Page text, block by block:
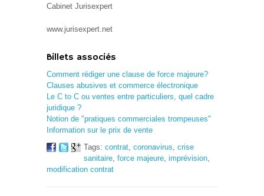
Cabinet Jurisexpert
www.jurisexpert.net
Billets associés
Comment rédiger une clause de force majeure?
Clauses abusives et commerce électronique
Le C to C ou ventes entre particuliers, quel cadre
juridique ?
Notion de "pratiques commerciales trompeuses"
Information sur le prix de vente
Tags: contrat, coronavirus, crise
sanitaire, force majeure, imprévision,
modification contrat